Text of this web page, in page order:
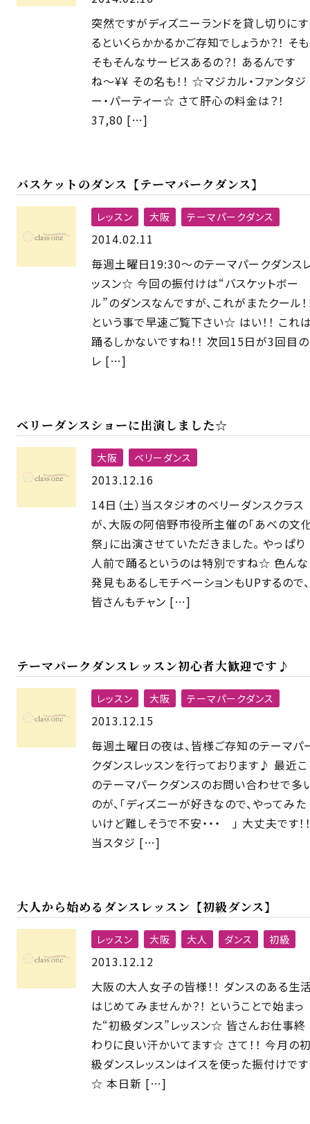
突然ですがディズニーランドを貸し切りにす
るといくらかかるかご存知でしょうか？！ そも
そもそんなサービスあるの？！ あるんです
ね〜¥¥ その名も！！ ☆マジカル・ファンタジ
ー・パーティー☆ さて肝心の料金は？！
37,80 […]
バスケットのダンス【テーマパークダンス】
レッスン 大阪 テーマパークダンス
2014.02.11
毎週土曜日19:30〜のテーマパークダンス
ッスン☆ 今回の振付けは“バスケットボー
ル”のダンスなんですが、これがまたクール！
という事で早速ご覧下さい☆ はい！！ これ
踊るしかないですね！！ 次回15日が3回目の
レ […]
ベリーダンスショーに出演しました☆
大阪 ベリーダンス
2013.12.16
14日（土）当スタジオのベリーダンスクラス
が、大阪の阿倍野市役所主催の「あべの文
祭」に出演させていただきました。 やっぱり
人前で踊るというのは特別ですね☆ 色んな
発見もあるしモチベーションもUPするので、
皆さんもチャン […]
テーマパークダンスレッスン初心者大歓迎です♪
レッスン 大阪 テーマパークダンス
2013.12.15
毎週土曜日の夜は、皆様ご存知のテーマパ
クダンスレッスンを行っております♪ 最近こ
のテーマパークダンスのお問い合わせで多
のが、「ディズニーが好きなので、やってみた
いけど難しそうで不安・・・ 」 大丈夫です！
当スタジ […]
大人から始めるダンスレッスン【初級ダンス】
レッスン 大阪 大人 ダンス 初級
2013.12.12
大阪の大人女子の皆様！！ ダンスのある生
はじめてみませんか？！ ということで始まっ
た“初級ダンス”レッスン☆ 皆さんお仕事終
わりに良い汗かいてます☆ さて！！ 今月の
級ダンスレッスンはイスを使った振付けです
☆ 本日新 […]